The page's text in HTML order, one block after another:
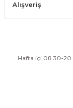
Alışveriş
Hafta içi 08.30-